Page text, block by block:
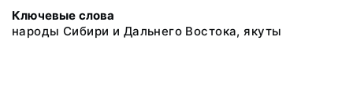
Ключевые слова
народы Сибири и Дальнего Востока, якуты